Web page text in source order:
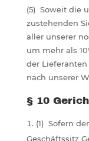
(5) Soweit die
zustehenden
aller unserer
um mehr als
der
nach unserer
§ 10
(1) Sofern
Geschäftssitz